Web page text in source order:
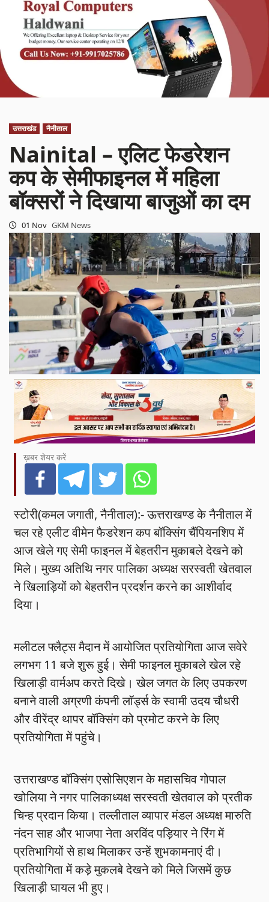
उत्तराखंड नैनीताल
Nainital – एलिट फेडरेशन
कप के सेमीफाइनल में महिला
बॉक्सरों ने दिखाया बाजुओं का दम
01 Nov GKM News
ख़बर शेयर करें
स्टोरी(कमल जगाती, नैनीताल):- ऊत्तराखण्ड के नैनीताल में
चल रहे एलीट वीमेन फैडरेशन कप बॉक्सिंग चैंपियनशिप में
आज खेले गए सेमी फाइनल में बेहतरीन मुकाबले देखने को
मिले। मुख्य अतिथि नगर पालिका अध्यक्ष सरस्वती खेतवाल
ने खिलाड़ियों को बेहतरीन प्रदर्शन करने का आशीर्वाद
दिया।
मलीटल फ्लैट्स मैदान में आयोजित प्रतियोगिता आज सवेरे
लगभग 11 बजे शुरू हुई। सेमी फाइनल मुकाबले खेल रहे
खिलाड़ी वार्मअप करते दिखे। खेल जगत के लिए उपकरण
बनाने वाली अग्रणी कंपनी लॉर्ड्स के स्वामी उदय चौधरी
और वीरेंद्र थापर बॉक्सिंग को प्रमोट करने के लिए
प्रतियोगिता में पहुंचे।
उत्तराखण्ड बॉक्सिंग एसोसिएशन के महासचिव गोपाल
खोलिया ने नगर पालिकाध्यक्ष सरस्वती खेतवाल को प्रतीक
चिन्ह प्रदान किया। तल्लीताल व्यापार मंडल अध्यक्ष मारुति
नंदन साह और भाजपा नेता अरविंद पड़ियार ने रिंग में
प्रतिभागियों से हाथ मिलाकर उन्हें शुभकामनाएं दी।
प्रतियोगिता में कड़े मुकलबे देखने को मिले जिसमें कुछ
खिलाड़ी घायल भी हुए।